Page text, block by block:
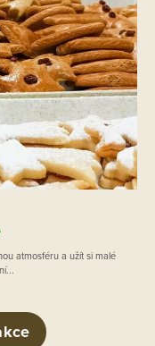
atmosféru a užít si malé